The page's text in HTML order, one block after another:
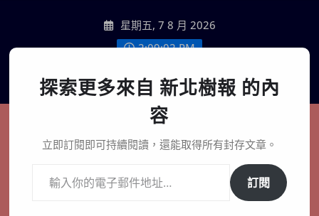
content
星期五, 7 8 月 2026
2:09:03 PM
聯絡我們
新北樹報
在地、記憶、連結、創生
探索更多來自 新北樹報 的內
容
立即訂閱即可持續閱讀，還能取得所有封存文章。
訂閱